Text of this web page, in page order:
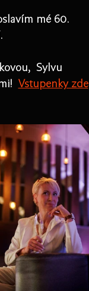
mé 60.
Sylvu
Vstupenky zde